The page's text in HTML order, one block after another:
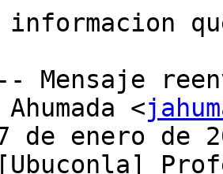
informacion
Mensaje
<
de enero de